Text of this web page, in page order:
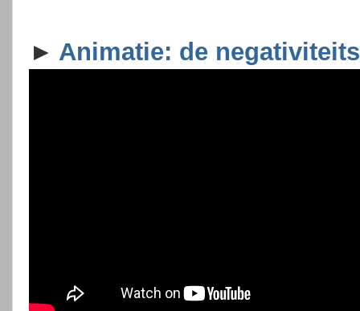
► Animatie: de